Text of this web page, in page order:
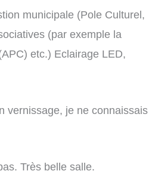
municipale (Pole Culturel,
(par exemple la
etc.) Eclairage LED,
vernissage, je ne connaissais
Très belle salle.